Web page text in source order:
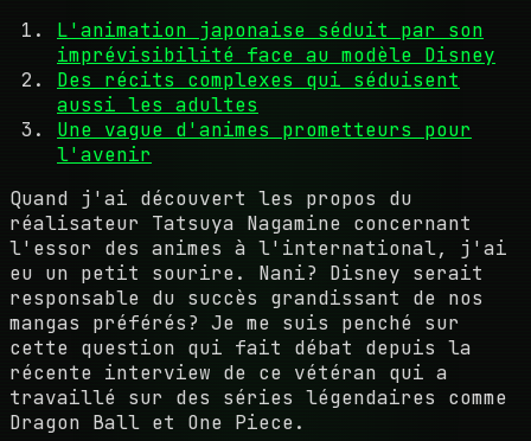
L'animation japonaise séduit par son
imprévisibilité face au modèle Disney
Des récits complexes qui séduisent
aussi les adultes
Une vague d'animes prometteurs pour
l'avenir
Quand j'ai découvert les propos du
réalisateur Tatsuya Nagamine concernant
l'essor des animes à l'international, j'ai
eu un petit sourire. Nani? Disney serait
responsable du succès grandissant de nos
mangas préférés? Je me suis penché sur
cette question qui fait débat depuis la
récente interview de ce vétéran qui a
travaillé sur des séries légendaires comme
Dragon Ball et One Piece.